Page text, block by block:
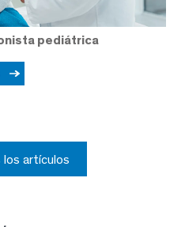
pediátrica
los artículos